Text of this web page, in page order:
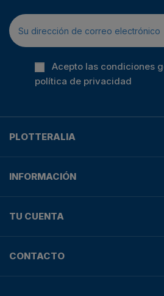
Acepto las condiciones
política de privacidad
PLOTTERALIA
INFORMACIÓN
TU CUENTA
CONTACTO